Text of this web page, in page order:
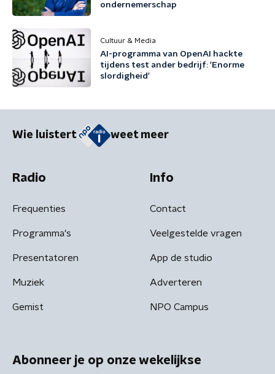
ondernemerschap
Cultuur & Media
AI-programma van OpenAI hackte
tijdens test ander bedrijf: 'Enorme
slordigheid'
Wie luistert weet meer
Radio
Frequenties
Programma's
Presentatoren
Muziek
Gemist
Info
Contact
Veelgestelde vragen
App de studio
Adverteren
NPO Campus
Abonneer je op onze wekelijkse